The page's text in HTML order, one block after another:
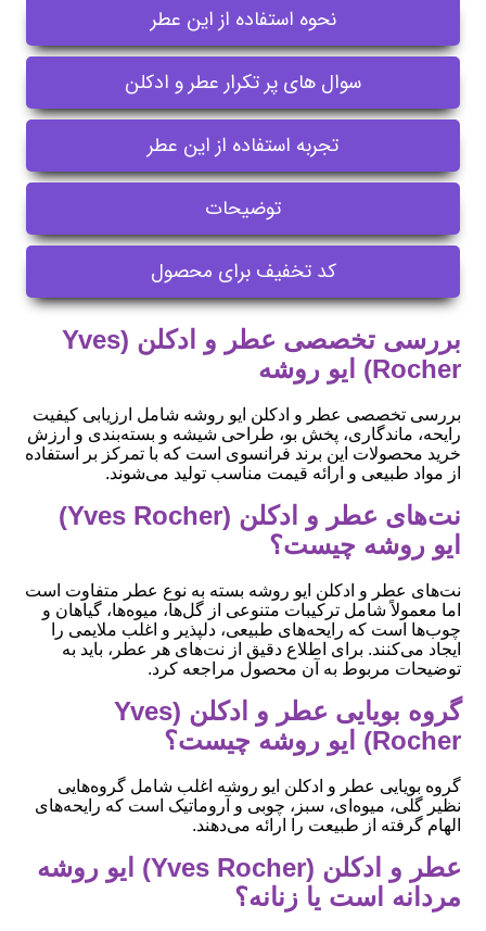
نحوه استفاده از این عطر
سوال های پر تکرار عطر و ادکلن
تجربه استفاده از این عطر
توضیحات
کد تخفیف برای محصول
بررسی تخصصی عطر و ادکلن (Yves
Rocher) ایو روشه
بررسی تخصصی عطر و ادکلن ایو روشه شامل ارزیابی کیفیت
رایحه، ماندگاری، پخش بو، طراحی شیشه و بسته‌بندی و ارزش
خرید محصولات این برند فرانسوی است که با تمرکز بر استفاده
از مواد طبیعی و ارائه قیمت مناسب تولید می‌شوند.
نت‌های عطر و ادکلن (Yves Rocher)
ایو روشه چیست؟
نت‌های عطر و ادکلن ایو روشه بسته به نوع عطر متفاوت است
اما معمولاً شامل ترکیبات متنوعی از گل‌ها، میوه‌ها، گیاهان و
چوب‌ها است که رایحه‌های طبیعی، دلپذیر و اغلب ملایمی را
ایجاد می‌کنند. برای اطلاع دقیق از نت‌های هر عطر، باید به
توضیحات مربوط به آن محصول مراجعه کرد.
گروه بویایی عطر و ادکلن (Yves
Rocher) ایو روشه چیست؟
گروه بویایی عطر و ادکلن ایو روشه اغلب شامل گروه‌هایی
نظیر گلی، میوه‌ای، سبز، چوبی و آروماتیک است که رایحه‌های
الهام گرفته از طبیعت را ارائه می‌دهند.
عطر و ادکلن (Yves Rocher) ایو روشه
مردانه است یا زنانه؟